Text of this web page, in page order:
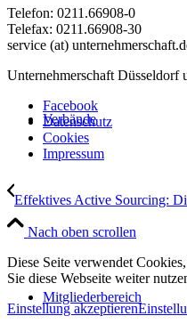
Verbände
Mitgliederbereich
Telefon: 0211.66908-0
Telefax: 0211.66908-30
service (at)
Unternehmerschaft Düsseldorf
Facebook
Datenschutz
Cookies
Impressum
Effektives Active Sourcing:
Nach oben scrollen
Diese Seite verwendet
Sie diese Webseite weiter
Einstellung akzeptieren